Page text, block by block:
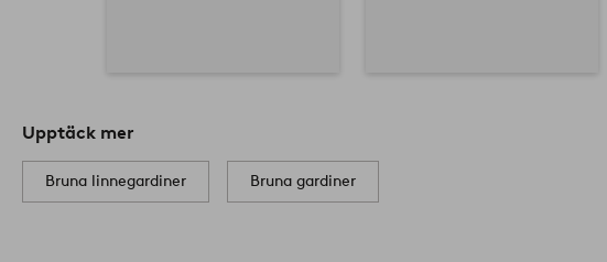
Upptäck mer
Bruna linnegardiner Bruna gardiner